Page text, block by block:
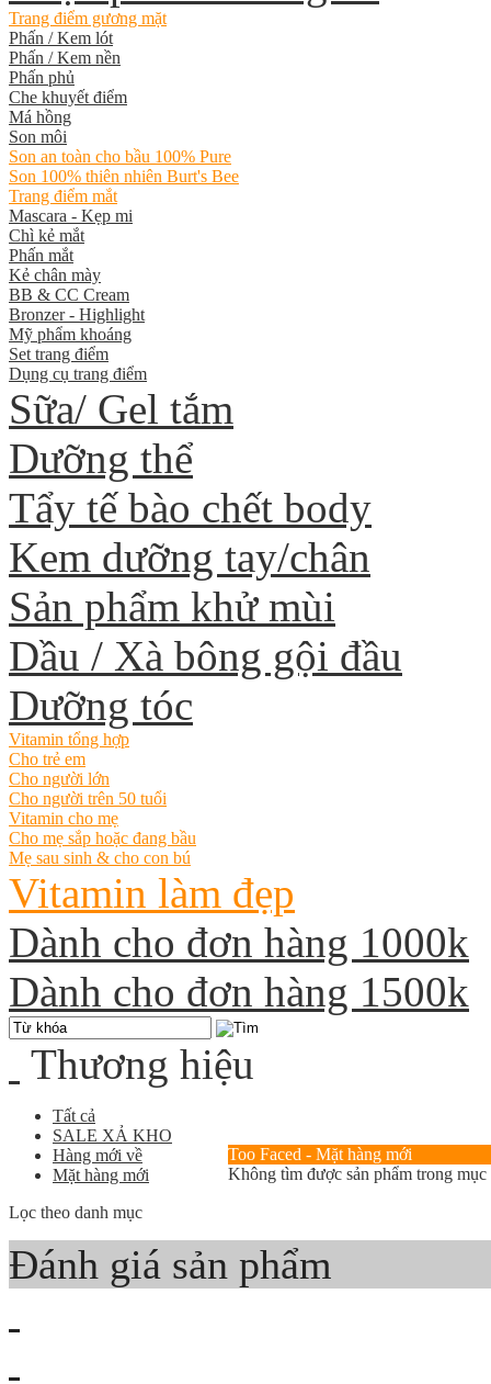
Trang điểm gương mặt
Phấn / Kem lót
Phấn / Kem nền
Phấn phủ
Che khuyết điểm
Má hồng
Son môi
Son an toàn cho bầu 100% Pure
Son 100% thiên nhiên Burt's Bee
Trang điểm mắt
Mascara - Kẹp mi
Chì kẻ mắt
Phấn mắt
Kẻ chân mày
BB & CC Cream
Bronzer - Highlight
Mỹ phẩm khoáng
Set trang điểm
Dụng cụ trang điểm
Sữa/ Gel tắm
Dưỡng thể
Tẩy tế bào chết body
Kem dưỡng tay/chân
Sản phẩm khử mùi
Dầu / Xà bông gội đầu
Dưỡng tóc
Vitamin tổng hợp
Cho trẻ em
Cho người lớn
Cho người trên 50 tuổi
Vitamin cho mẹ
Cho mẹ sắp hoặc đang bầu
Mẹ sau sinh & cho con bú
Vitamin làm đẹp
Dành cho đơn hàng 1000k
Dành cho đơn hàng 1500k
Thương hiệu
Tất cả
SALE XẢ KHO
Hàng mới về
Mặt hàng mới
Lọc theo danh mục
Too Faced - Mặt hàng mới
Không tìm được sản phẩm trong mục
Đánh giá sản phẩm